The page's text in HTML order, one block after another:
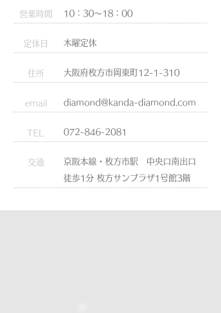
​営業時間 10：30～18：00
定休日 木曜定休
住所 大阪府枚方市岡東町12-1-310
email diamond@kanda-diamond.com
TEL 072-846-2081
交通
京阪本線・枚方市駅 中央口南出口
徒歩1分 枚方サンプラザ1号館3階